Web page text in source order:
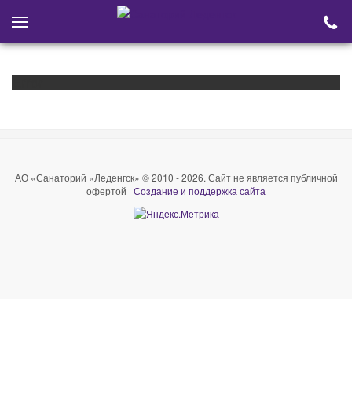
Error
АО «Санаторий «Леденгск» © 2010 - 2026. Сайт не является публичной
офертой | Создание и поддержка сайта